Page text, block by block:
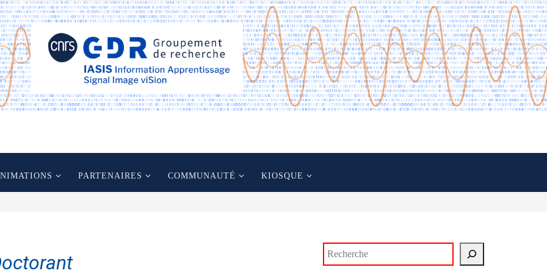
PARTENAIRES COMMUNAUTÉ KIOSQUE